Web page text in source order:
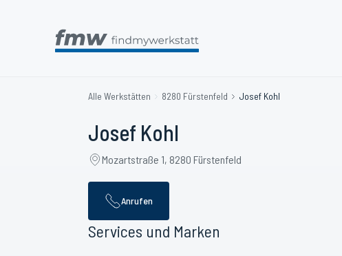
Alle Werkstätten 8280 Fürstenfeld Josef Kohl
Josef Kohl
Mozartstraße 1, 8280 Fürstenfeld
Anrufen
Services und Marken